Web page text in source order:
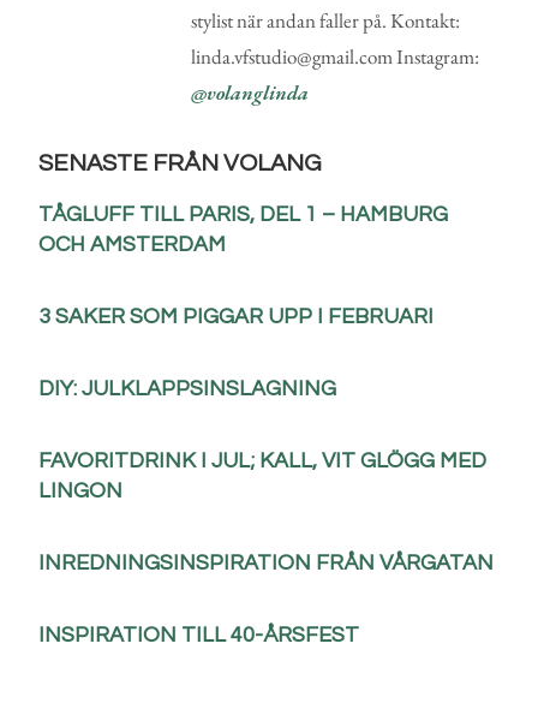
stylist när andan faller på. Kontakt:
linda.vfstudio@gmail.com Instagram:
@volanglinda
SENASTE FRÅN VOLANG
TÅGLUFF TILL PARIS, DEL 1 – HAMBURG
OCH AMSTERDAM
3 SAKER SOM PIGGAR UPP I FEBRUARI
DIY: JULKLAPPSINSLAGNING
FAVORITDRINK I JUL; KALL, VIT GLÖGG MED
LINGON
INREDNINGSINSPIRATION FRÅN VÅRGATAN
INSPIRATION TILL 40-ÅRSFEST